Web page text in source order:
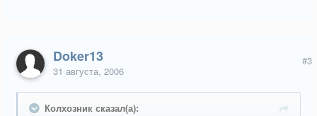
Doker13
31 августа, 2006
#3
Колхозник сказал(а):